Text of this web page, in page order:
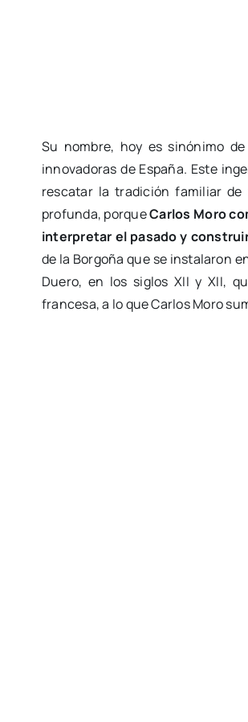
Su nombre, hoy es sinónimo
innovadoras de España. Este
rescatar la tradición familiar de
profunda, porqueCarlos Moro
interpretar el pasado y
de la Borgoña que se instalaron
Duero, en los siglos XII y XII,
francesa, a lo que Carlos Moro